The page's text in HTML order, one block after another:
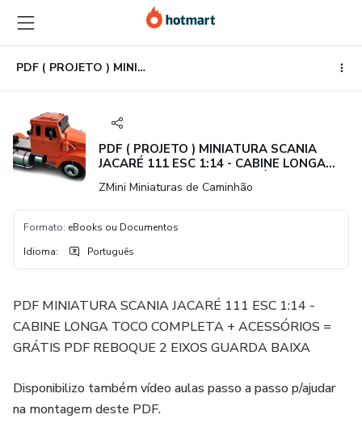
para
o
conteúdo
principal
para
o
pagamento
para
o
rodapé
PDF ( PROJETO ) MINIATURA SCANIA JACARÉ 111 ESC 1:14 - CABINE LONGA TOCO COMPLETA + ACESSÓRIOS = GRÁTIS PDF REBOQUE 2 EIXOS GUARDA BAIXA
PDF ( PROJETO ) MINIATURA SCANIA
JACARÉ 111 ESC 1:14 - CABINE LONGA
GRÁTIS PDF REBOQUE 2 EIXOS GUARDA
BAIXA
ZMini Miniaturas de Caminhão
Formato: eBooks ou Documentos
Idioma: Português
PDF MINIATURA SCANIA JACARÉ 111 ESC 1:14 -
CABINE LONGA TOCO COMPLETA + ACESSÓRIOS =
GRÁTIS PDF REBOQUE 2 EIXOS GUARDA BAIXA
Disponibilizo também vídeo aulas passo a passo p/ajudar
na montagem deste PDF.